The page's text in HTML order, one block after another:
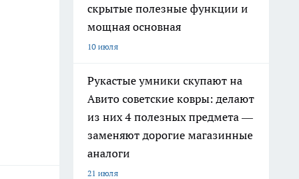
скрытые полезные функции и
мощная основная
10 июля
Рукастые умники скупают на
Авито советские ковры: делают
из них 4 полезных предмета —
заменяют дорогие магазинные
аналоги
21 июля